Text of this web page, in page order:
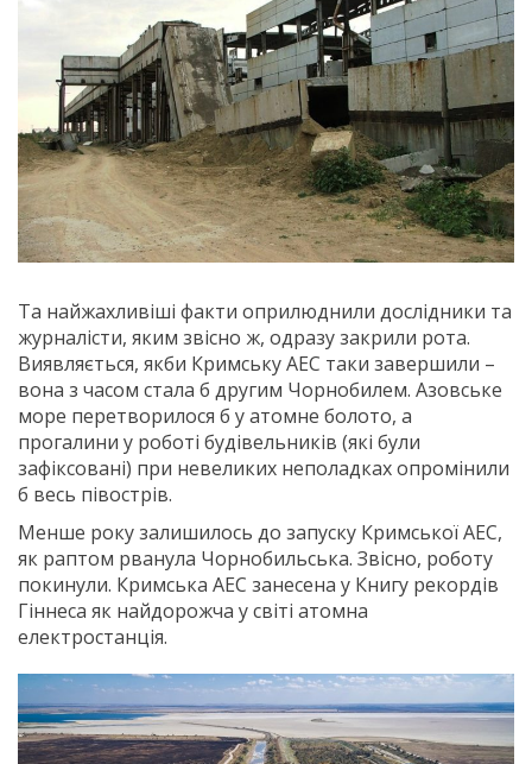
Та найжахливіші факти оприлюднили дослідники та
журналісти, яким звісно ж, одразу закрили рота.
Виявляється, якби Кримську АЕС таки завершили –
вона з часом стала б другим Чорнобилем. Азовське
море перетворилося б у атомне болото, а
прогалини у роботі будівельників (які були
зафіксовані) при невеликих неполадках опромінили
б весь півострів.
Менше року залишилось до запуску Кримської АЕС,
як раптом рванула Чорнобильська. Звісно, роботу
покинули. Кримська АЕС занесена у Книгу рекордів
Гіннеса як найдорожча у світі атомна
електростанція.